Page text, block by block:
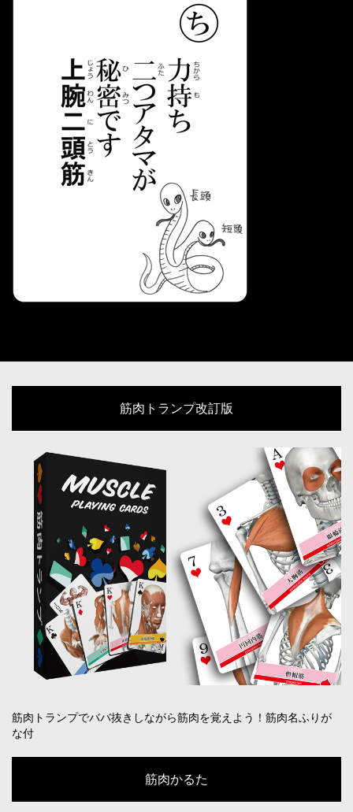
筋肉トランプ改訂版
筋肉トランプでババ抜きしながら筋肉を覚えよう！筋肉名ふりが
な付
筋肉かるた